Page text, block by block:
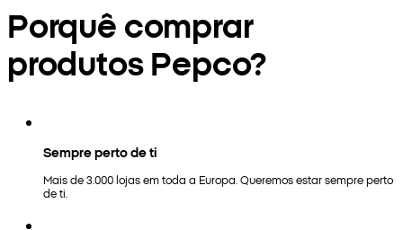
Porquê comprar
produtos Pepco?
Sempre perto de ti
Mais de 3.000 lojas em toda a Europa. Queremos estar sempre perto
de ti.